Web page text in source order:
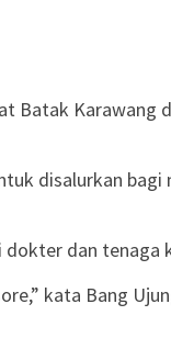
Batak Karawang
disalurkan bagi
dan tenaga
kata Bang